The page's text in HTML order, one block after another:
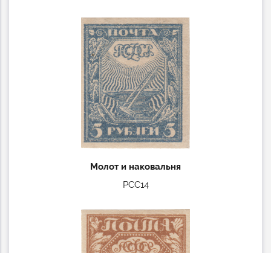
Молот и наковальня
РСС14